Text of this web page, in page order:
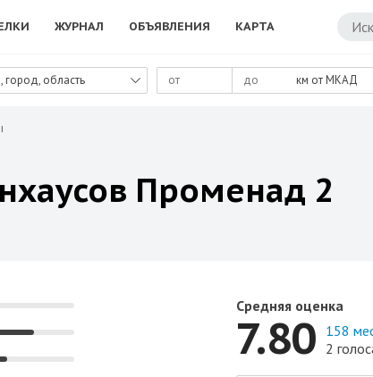
ЖУРНАЛ ОБЪЯВЛЕНИЯ КАРТА
город, область км от МКАД
Променад 2
Средняя оценка
7.80 158
2